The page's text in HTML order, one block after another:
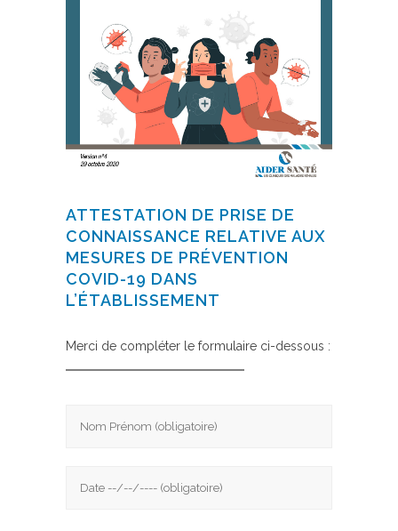
ATTESTATION DE PRISE DE
CONNAISSANCE RELATIVE AUX
MESURES DE PRÉVENTION
COVID-19 DANS
L’ÉTABLISSEMENT
Merci de compléter le formulaire ci-dessous :